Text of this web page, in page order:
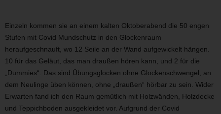
Einzeln kommen sie an einem kalten Oktoberabend die 50 engen
Stufen mit Covid Mundschutz in den Glockenraum
heraufgeschnauft, wo 12 Seile an der Wand aufgewickelt hängen.
10 für das Geläut, das man draußen hören kann, und 2 für die
„Dummies“. Das sind Übungsglocken ohne Glockenschwengel, an
dem Neulinge üben können, ohne „draußen“ hörbar zu sein. Wider
Erwarten fand ich den Raum gemütlich mit Holzwänden, Holzdecke
und Teppichboden ausgekleidet vor. Aufgrund der Covid